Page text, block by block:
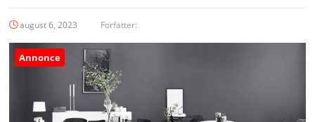
august 6, 2023 Forfatter:
Annonce